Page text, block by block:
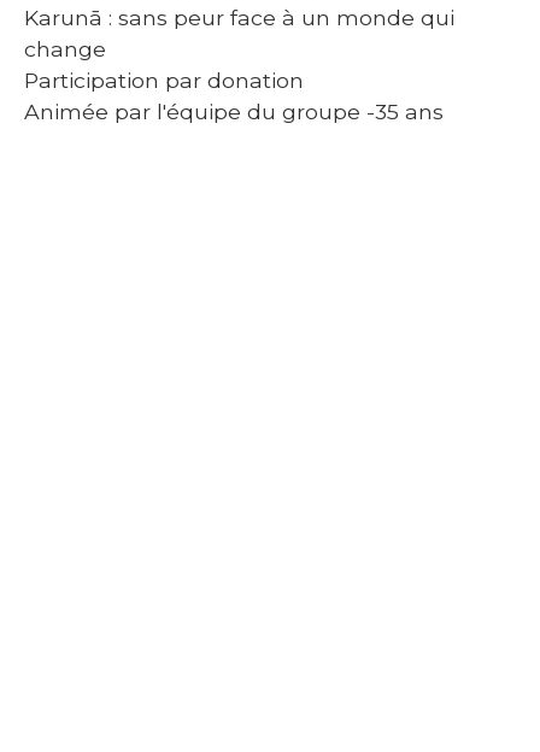
Karunā : sans peur face à un monde qui
change
Participation par donation
Animée par l'équipe du groupe -35 ans